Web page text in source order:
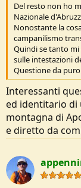
Del resto non ho
Nazionale
Nonostante la
campanilismo
Quindi se tanto
sulle intestazioni
Questione da
Interessanti
ed identitario di
montagna di
e diretto da